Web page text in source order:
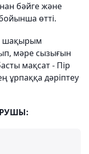
бәйге және
өтті.
шақырым
мәре сызығын
мақсат - Пір
ұрпаққа дәріптеу